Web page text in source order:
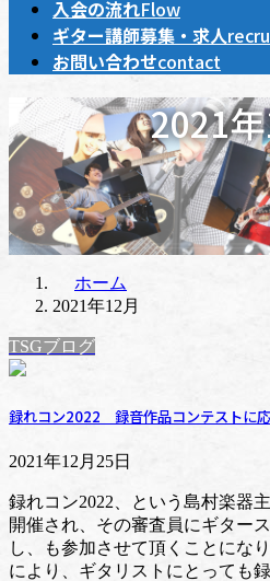
入会の流れFlow
ギター講師募集・求人
お問い合わせcontact
2021
ホーム
2021年12月
TSGブログ
録れコン2022 録音作品コンテストに応
2021年12月25日
録れコン2022、という島村楽器
開催され、その審査員にギター
し、も参加させて頂くことにな
により、ギタリストにとっても